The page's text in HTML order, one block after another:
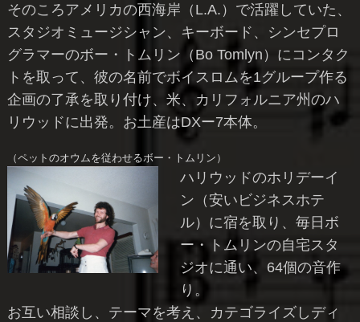
そのころアメリカの西海岸（L.A.）で活躍していた、
スタジオミュージシャン、キーボード、シンセプロ
グラマーのボー・トムリン（Bo Tomlyn）にコンタク
トを取って、彼の名前でボイスロムを1グループ作る
企画の了承を取り付け、米、カリフォルニア州のハ
リウッドに出発。お土産はDXー7本体。
（ペットのオウムを従わせるボー・トムリン）
ハリウッドのホリデーイ
ン（安いビジネスホテ
ル）に宿を取り、毎日ボ
ー・トムリンの自宅スタ
ジオに通い、64個の音作
り。
お互い相談し、テーマを考え、カテゴライズしディ